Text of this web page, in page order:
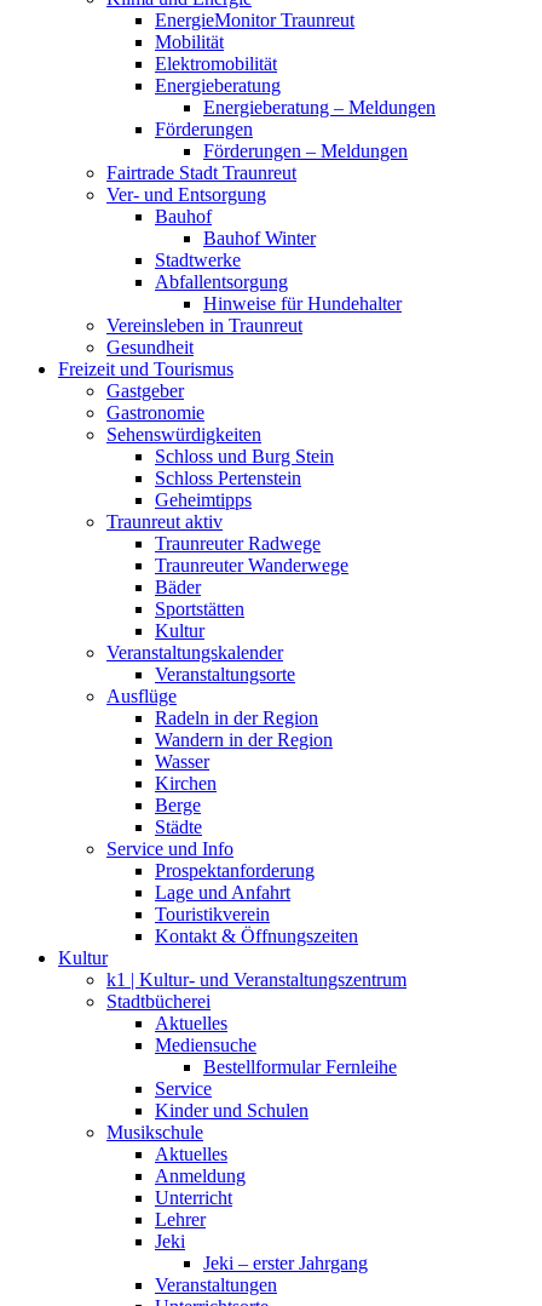
EnergieMonitor Traunreut
Mobilität
Elektromobilität
Energieberatung
Energieberatung – Meldungen
Förderungen
Förderungen – Meldungen
Fairtrade Stadt Traunreut
Ver- und Entsorgung
Bauhof
Bauhof Winter
Stadtwerke
Abfallentsorgung
Hinweise für Hundehalter
Vereinsleben in Traunreut
Gesundheit
Freizeit und Tourismus
Gastgeber
Gastronomie
Sehenswürdigkeiten
Schloss und Burg Stein
Schloss Pertenstein
Geheimtipps
Traunreut aktiv
Traunreuter Radwege
Traunreuter Wanderwege
Bäder
Sportstätten
Kultur
Veranstaltungskalender
Veranstaltungsorte
Ausflüge
Radeln in der Region
Wandern in der Region
Wasser
Kirchen
Berge
Städte
Service und Info
Prospektanforderung
Lage und Anfahrt
Touristikverein
Kontakt & Öffnungszeiten
Kultur
k1 | Kultur- und Veranstaltungszentrum
Stadtbücherei
Aktuelles
Mediensuche
Bestellformular Fernleihe
Service
Kinder und Schulen
Musikschule
Aktuelles
Anmeldung
Unterricht
Lehrer
Jeki
Jeki – erster Jahrgang
Veranstaltungen